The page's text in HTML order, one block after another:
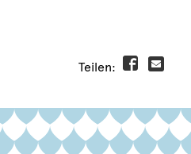
Teilen: